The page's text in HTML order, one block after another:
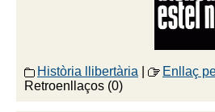
Història llibertària Enllaç
Retroenllaços (0)